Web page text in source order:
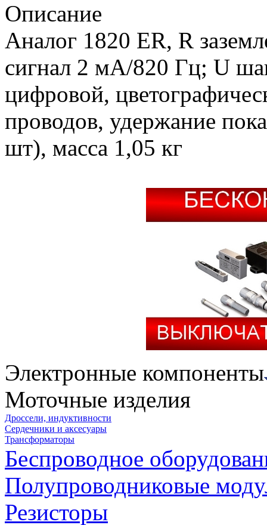
Описание
Аналог 1820 ER, R
сигнал 2 мА/820 Гц; U
цифровой,
проводов, удержание
шт), масса 1,05 кг
Электронные компоненты
Моточные изделия
Дроссели, индуктивности
Сердечники и аксесуары
Трансформаторы
Беспроводное
Полупроводниковые
Резисторы